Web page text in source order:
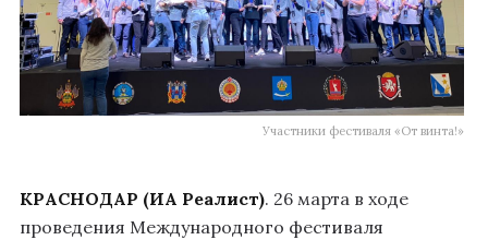
Участники фестиваля «От винта!»
КРАСНОДАР (ИА Реалист). 26 марта в ходе
проведения Международного фестиваля